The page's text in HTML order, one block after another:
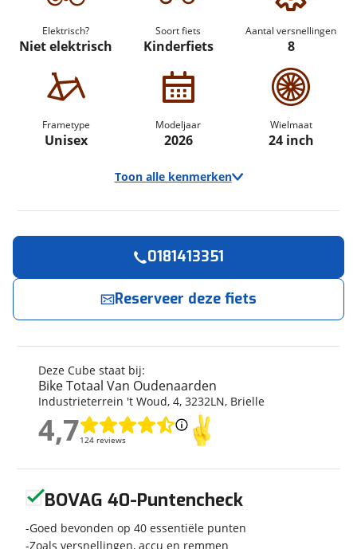
Elektrisch?
Niet elektrisch
Soort fiets
Kinderfiets
Aantal versnellingen
8
Frametype
Unisex
Modeljaar
2026
Wielmaat
24 inch
Toon alle kenmerken
Cube
Model
NUMOVE 240 DISC
Soort fiets
Frametype
Unisex
Wielmaat
24 inch
Nieuw of occasion
Nieuw
Transmissie
Derailleur
Deze Cube staat bij:
Bike Totaal Van Oudenaarden
Industrieterrein 't Woud, 4, 3232LN, Brielle
4,7124 reviews
4,7
0181413351
Reserveer deze fiets
nu!
Bike Totaal Van Oudenaarden neemt snel
Naam
BOVAG 40-Puntencheck
Goed bevonden op 40 essentiële punten
Zoals versnellingen, accu en remmen